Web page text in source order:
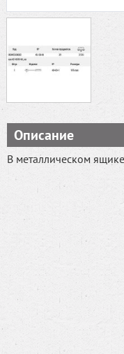
Описание
В металлическом